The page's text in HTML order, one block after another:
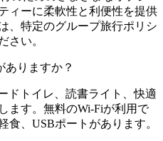
ィーに柔軟性と利便性を提供
、特定のグループ旅行ポリシ
さい。
ありますか？
ドトイレ、読書ライト、快適
ます。無料のWi-Fiが利用で
食、USBポートがあります。